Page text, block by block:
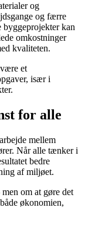
og
og færre
byggeprojekter kan
omkostninger
kvaliteten.
et
især i
for alle
mellem
Når alle tænker i
bedre
af miljøet.
om at gøre det
økonomien,